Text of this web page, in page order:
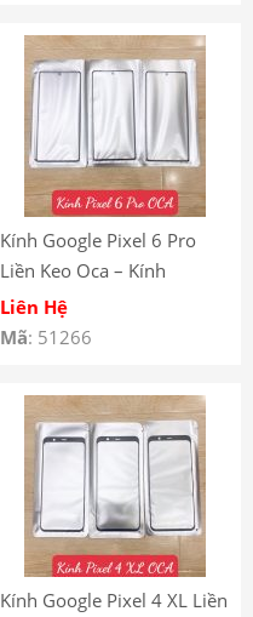
Kính Google Pixel 6 Pro
Liền Keo Oca – Kính
Google Pixel 6 Pro Có Keo
Oca
Liên Hệ
Mã: 51266
Kính Google Pixel 4 XL Liền